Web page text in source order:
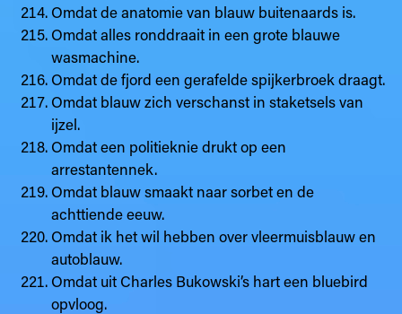
Omdat de anatomie van blauw buitenaards is.
Omdat alles ronddraait in een grote blauwe
wasmachine.
Omdat de fjord een gerafelde spijkerbroek draagt.
Omdat blauw zich verschanst in staketsels van
ijzel.
Omdat een politieknie drukt op een
arrestantennek.
Omdat blauw smaakt naar sorbet en de
achttiende eeuw.
Omdat ik het wil hebben over vleermuisblauw en
autoblauw.
Omdat uit Charles Bukowski’s hart een bluebird
opvloog.